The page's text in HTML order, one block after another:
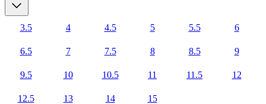
3.5 4 4.5 5 5.5 6
6.5 7 7.5 8 8.5 9
9.5 10 10.5 11 11.5 12
12.5 13 14 15